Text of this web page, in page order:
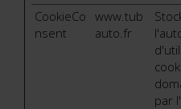
CookieCo
nsent
www.tub
auto.fr
par